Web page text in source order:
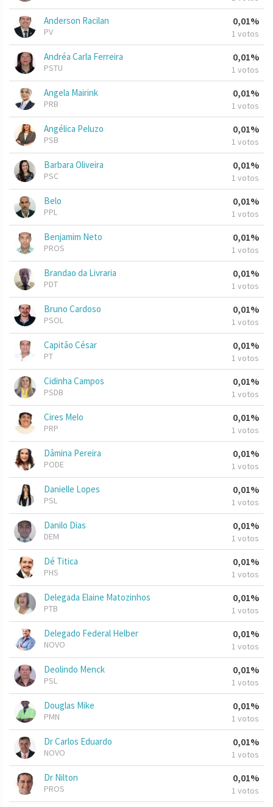
Anderson Racilan
PV
0,01%
1 votos
Andréa Carla Ferreira
PSTU
0,01%
1 votos
Angela Mairink
PRB
0,01%
1 votos
Angélica Peluzo
PSB
0,01%
1 votos
Barbara Oliveira
PSC
0,01%
1 votos
Belo
PPL
0,01%
1 votos
Benjamim Neto
PROS
0,01%
1 votos
Brandao da Livraria
PDT
0,01%
1 votos
Bruno Cardoso
PSOL
0,01%
1 votos
Capitão César
PT
0,01%
1 votos
Cidinha Campos
PSDB
0,01%
1 votos
Cires Melo
PRP
0,01%
1 votos
Dâmina Pereira
PODE
0,01%
1 votos
Danielle Lopes
PSL
0,01%
1 votos
Danilo Dias
DEM
0,01%
1 votos
Dé Titica
PHS
0,01%
1 votos
Delegada Elaine Matozinhos
PTB
0,01%
1 votos
Delegado Federal Helber
NOVO
0,01%
1 votos
Deolindo Menck
PSL
0,01%
1 votos
Douglas Mike
PMN
0,01%
1 votos
Dr Carlos Eduardo
NOVO
0,01%
1 votos
Dr Nilton
PROS
0,01%
1 votos